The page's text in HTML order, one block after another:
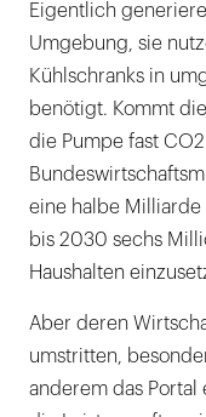
Eigentlich
Umgebung, sie
Kühlschranks in
benötigt. Kommt
die Pumpe fast
eine halbe
bis 2030 sechs
Haushalten
Aber deren
umstritten,
anderem das